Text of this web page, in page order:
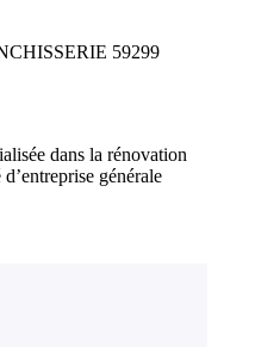
59299
dans la rénovation
générale